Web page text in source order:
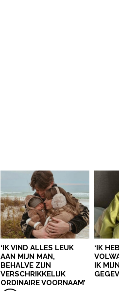
‘IK VIND ALLES LEUK
AAN MIJN MAN,
BEHALVE ZIJN
VERSCHRIKKELIJK
ORDINAIRE VOORNAAM’
‘IK
IK